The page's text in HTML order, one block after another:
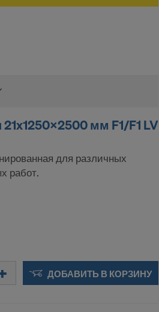
мм F1/F1 LV
для различных
работ.
ДОБАВИТЬ В КОРЗИНУ